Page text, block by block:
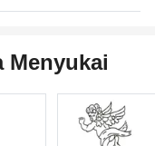
Menyukai